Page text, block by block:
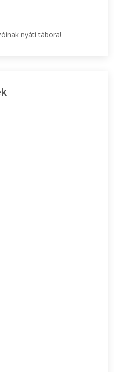
nyáti tábora!